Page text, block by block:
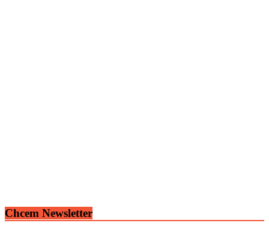
Chcem Newsletter